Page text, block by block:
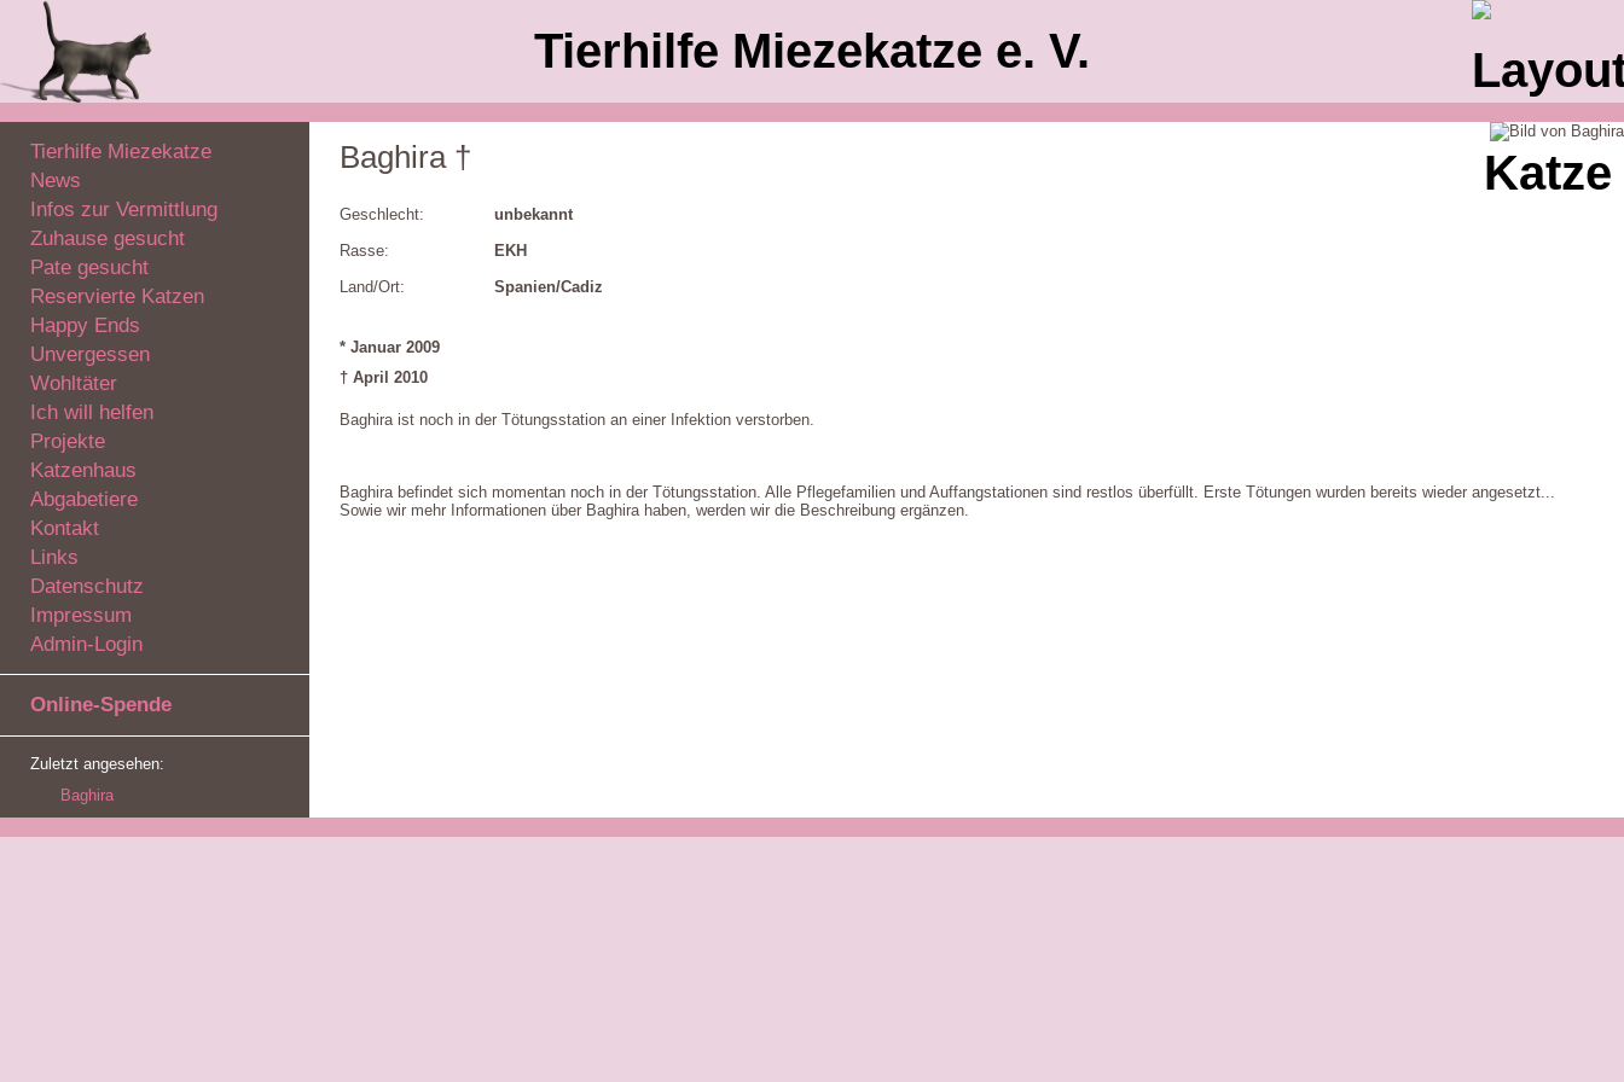
Tierhilfe Miezekatze e. V.
Tierhilfe Miezekatze
News
Infos zur Vermittlung
Zuhause gesucht
Pate gesucht
Reservierte Katzen
Happy Ends
Unvergessen
Wohltäter
Ich will helfen
Projekte
Katzenhaus
Abgabetiere
Kontakt
Links
Datenschutz
Impressum
Admin-Login
Online-Spende
Zuletzt angesehen:
Baghira
Baghira †
Geschlecht:
unbekannt
Rasse:
EKH
Land/Ort:
Spanien/Cadiz
* Januar 2009
† April 2010
Baghira ist noch in der Tötungsstation an einer Infektion verstorben.
Baghira befindet sich momentan noch in der Tötungsstation. Alle Pflegefamilien und Auffangstationen sind restlos überfüllt. Erste Tötungen wurden bereits wieder angesetzt...
Sowie wir mehr Informationen über Baghira haben, werden wir die Beschreibung ergänzen.